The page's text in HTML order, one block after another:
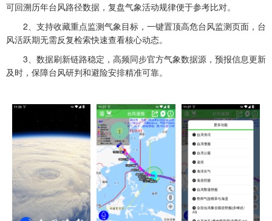
可回溯历年台风路径数据，复盘气象活动规律便于参考比对。
2、支持收藏重点监测气象目标，一键置顶高危台风监测页面，台
风活跃期无需反复检索快速查看核心动态。
3、数据刷新链路稳定，高频同步官方气象数据源，预报信息更新
及时，保障台风研判和避险安排精准可靠。